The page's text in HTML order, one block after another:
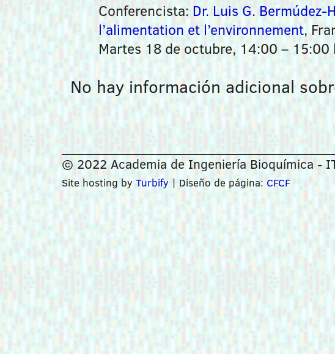
Conferencista: Dr. Luis G. Bermúdez-
l’alimentation et l’environnement,
Martes 18 de octubre, 14:00 – 15:00
No hay información adicional
© 2022 Academia de Ingeniería Bioquímica -
Site hosting byTurbify | Diseño de página:CFCF